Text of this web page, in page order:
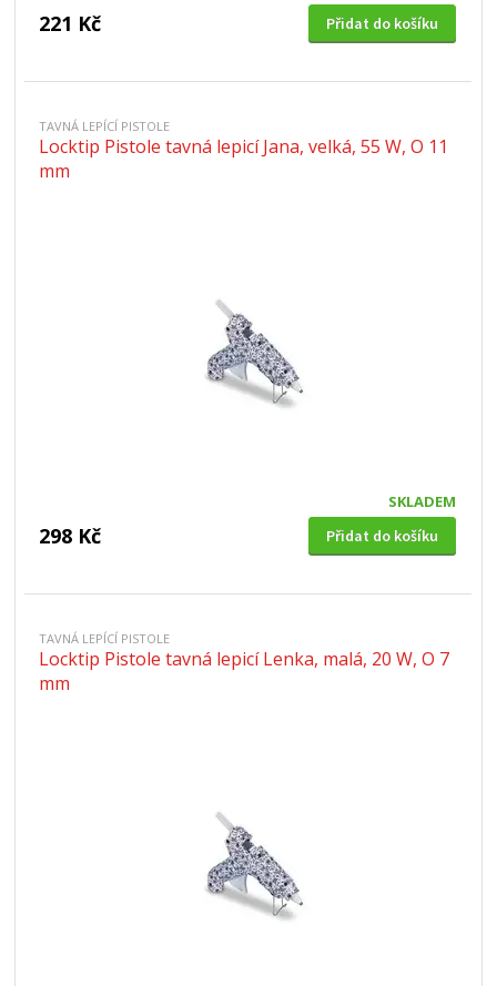
221 Kč Přidat do košíku
TAVNÁ LEPÍCÍ PISTOLE
Locktip Pistole tavná lepicí Jana, velká, 55 W, O 11
mm
SKLADEM
298 Kč Přidat do košíku
TAVNÁ LEPÍCÍ PISTOLE
Locktip Pistole tavná lepicí Lenka, malá, 20 W, O 7
mm